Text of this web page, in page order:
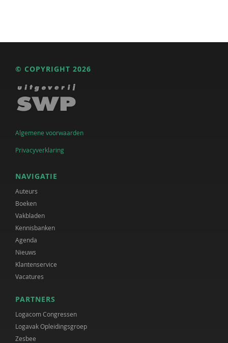
© COPYRIGHT 2026
Algemene voorwaarden
Privacyverklaring
NAVIGATIE
Auteurs
Boeken
Vakbladen
Kennisbanken
Agenda
Nieuws
Klantenservice
Vacatures
PARTNERS
Logacom Congressen
Logavak Opleidingsgroep
Zesbee